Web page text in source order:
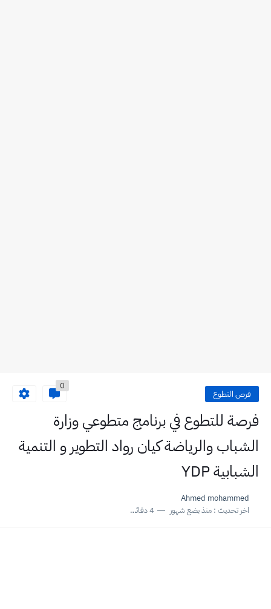
فرص التطوع
0
فرصة للتطوع في برنامج متطوعي وزارة
الشباب والرياضة كيان رواد التطوير و التنمية
الشبابية YDP
Ahmed mohammed
اخر تحديث :منذ بضع شهور 4 دقائق للقراءة